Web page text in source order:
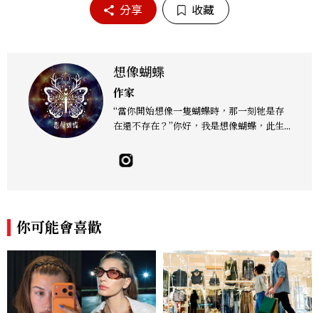
分享 收藏
想像蝴蝶
作家
“當你開始想像一隻蝴蝶時，那一刻牠是存
在還不存在？”你好，我是想像蝴蝶，此生
際種子們找到歸途。在這個瞬息萬變的世界
裡，我們因進入人類系統，投入實相迷失了
的記憶，讓我們共同啟程，靜聽內心的聲
音，解開藏匿在記憶中的秘密。想像蝴蝶引
導你開啟愛與智慧的光芒照亮前行的道路，
踏上這趟神秘之旅，讓靈魂在愛的擁抱中覺
你可能會喜歡